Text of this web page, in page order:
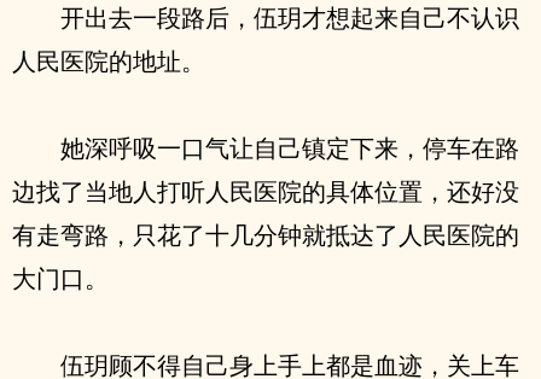
开出去一段路后，伍玥才想起来自己不认识
人民医院的地址。
她深呼吸一口气让自己镇定下来，停车在路
边找了当地人打听人民医院的具体位置，还好没
有走弯路，只花了十几分钟就抵达了人民医院的
大门口。
伍玥顾不得自己身上手上都是血迹，关上车